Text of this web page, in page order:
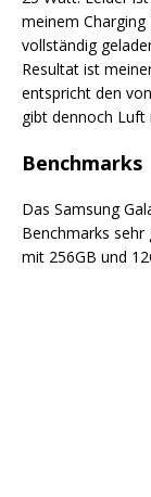
meinem
vollständig
Resultat ist
entspricht den
gibt dennoch Luft
Benchmarks
Das Samsung
Benchmarks sehr
mit 256GB und